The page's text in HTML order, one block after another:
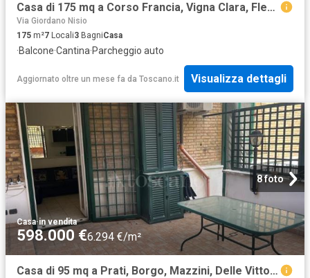
Casa di 175 mq a Corso Francia, Vigna Clara, Fleming, Ponte Milvio Roma
Via Giordano Nisio
175 m²7 Locali3 BagniCasa
·Balcone·Cantina·Parcheggio auto
Aggiornato oltre un mese fa da Toscano.it Visualizza dettagli
8 foto
Casa·in vendita
598.000 €6.294 €/m²
Casa di 95 mq a Prati, Borgo, Mazzini, Delle Vittorie, Degli Eroi Roma